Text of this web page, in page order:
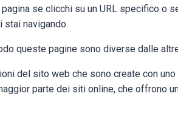
se clicchi su un URL specifico o
navigando.
queste pagine sono diverse dalle
del sito web che sono create con
parte dei siti online, che offrono